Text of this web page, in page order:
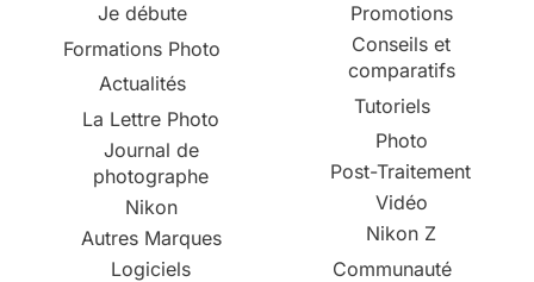
Je débute
Formations Photo
Actualités
La Lettre Photo
Journal de
photographe
Nikon
Autres Marques
Logiciels
Promotions
Conseils et
comparatifs
Tutoriels
Photo
Post-Traitement
Vidéo
Nikon Z
Communauté